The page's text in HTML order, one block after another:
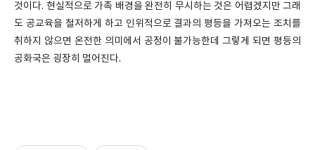
것이다. 현실적으로 가족 배경을 완전히 무시하는 것은 어렵겠지만 그래
도 공교육을 철저하게 하고 인위적으로 결과의 평등을 가져오는 조치를
취하지 않으면 온전한 의미에서 공정이 불가능한데 그렇게 되면 평등의
공화국은 굉장히 멀어진다.